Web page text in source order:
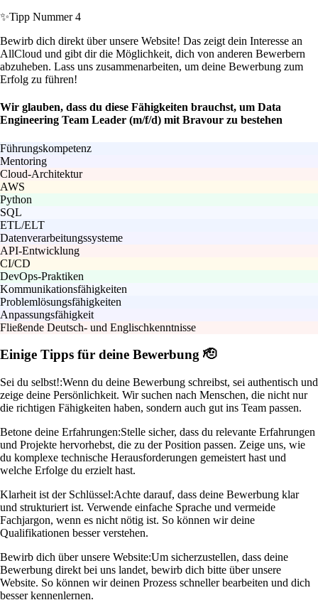
✨Tipp Nummer 4
Bewirb dich direkt über unsere Website! Das zeigt dein Interesse an
AllCloud und gibt dir die Möglichkeit, dich von anderen Bewerbern
abzuheben. Lass uns zusammenarbeiten, um deine Bewerbung zum
Erfolg zu führen!
Wir glauben, dass du diese Fähigkeiten brauchst, um Data
Engineering Team Leader (m/f/d) mit Bravour zu bestehen
Führungskompetenz
Mentoring
Cloud-Architektur
AWS
Python
SQL
ETL/ELT
Datenverarbeitungssysteme
API-Entwicklung
CI/CD
DevOps-Praktiken
Kommunikationsfähigkeiten
Problemlösungsfähigkeiten
Anpassungsfähigkeit
Fließende Deutsch- und Englischkenntnisse
Einige Tipps für deine Bewerbung 🫡
Sei du selbst!:Wenn du deine Bewerbung schreibst, sei authentisch und
zeige deine Persönlichkeit. Wir suchen nach Menschen, die nicht nur
die richtigen Fähigkeiten haben, sondern auch gut ins Team passen.
Betone deine Erfahrungen:Stelle sicher, dass du relevante Erfahrungen
und Projekte hervorhebst, die zu der Position passen. Zeige uns, wie
du komplexe technische Herausforderungen gemeistert hast und
welche Erfolge du erzielt hast.
Klarheit ist der Schlüssel:Achte darauf, dass deine Bewerbung klar
und strukturiert ist. Verwende einfache Sprache und vermeide
Fachjargon, wenn es nicht nötig ist. So können wir deine
Qualifikationen besser verstehen.
Bewirb dich über unsere Website:Um sicherzustellen, dass deine
Bewerbung direkt bei uns landet, bewirb dich bitte über unsere
Website. So können wir deinen Prozess schneller bearbeiten und dich
besser kennenlernen.